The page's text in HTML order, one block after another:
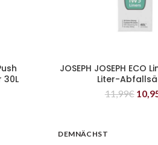
30L
JOSEPH JOSEPH ECO
Liter-
11,99€
DEMNÄCHST